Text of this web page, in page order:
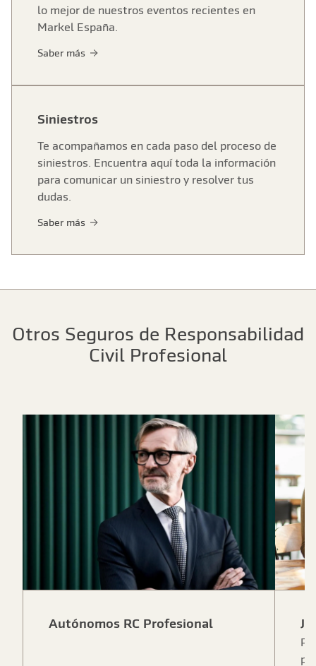
lo mejor de nuestros eventos recientes en
Markel España.
Saber más
Siniestros
Te acompañamos en cada paso del proceso de
siniestros. Encuentra aquí toda la información
para comunicar un siniestro y resolver tus
dudas.
Saber más
Otros Seguros de Responsabilidad
Civil Profesional
Autónomos RC Profesional